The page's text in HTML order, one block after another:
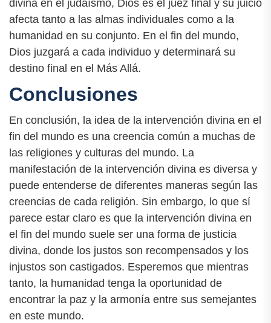
divina en el judaísmo, Dios es el juez final y su juicio
afecta tanto a las almas individuales como a la
humanidad en su conjunto. En el fin del mundo,
Dios juzgará a cada individuo y determinará su
destino final en el Más Allá.
Conclusiones
En conclusión, la idea de la intervención divina en el
fin del mundo es una creencia común a muchas de
las religiones y culturas del mundo. La
manifestación de la intervención divina es diversa y
puede entenderse de diferentes maneras según las
creencias de cada religión. Sin embargo, lo que sí
parece estar claro es que la intervención divina en
el fin del mundo suele ser una forma de justicia
divina, donde los justos son recompensados y los
injustos son castigados. Esperemos que mientras
tanto, la humanidad tenga la oportunidad de
encontrar la paz y la armonía entre sus semejantes
en este mundo.